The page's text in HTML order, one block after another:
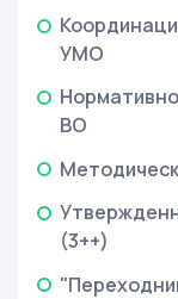
УМО
ВО
(3++)